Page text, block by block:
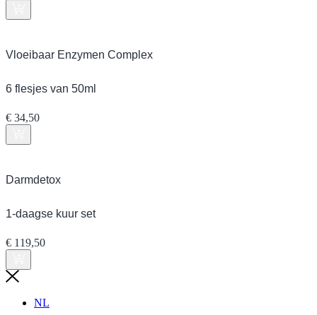
Vloeibaar Enzymen Complex
6 flesjes van 50ml
€ 34,50
Darmdetox
1-daagse kuur set
€ 119,50
NL